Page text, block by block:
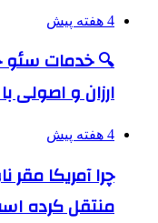
4 هفته پیش
ارزان و اصولی
4 هفته پیش
چرا آمریکا مقر
منتقل کرده